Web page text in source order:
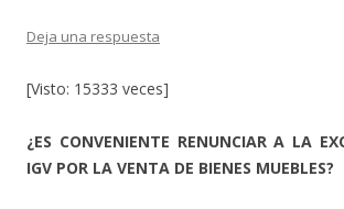
Deja una respuesta
[Visto: 15333 veces]
¿ES CONVENIENTE RENUNCIAR A LA
IGV POR LA VENTA DE BIENES MUEBLES?